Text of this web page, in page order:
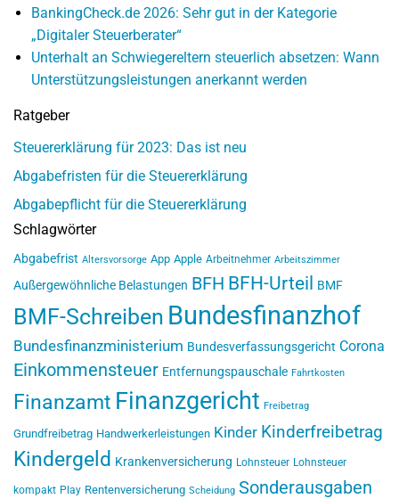
BankingCheck.de 2026: Sehr gut in der Kategorie
„Digitaler Steuerberater“
Unterhalt an Schwiegereltern steuerlich absetzen: Wann
Unterstützungsleistungen anerkannt werden
Ratgeber
Steuererklärung für 2023: Das ist neu
Abgabefristen für die Steuererklärung
Abgabepflicht für die Steuererklärung
Schlagwörter
Abgabefrist Altersvorsorge App Apple Arbeitnehmer Arbeitszimmer
Außergewöhnliche Belastungen BFH BFH-Urteil BMF
BMF-Schreiben Bundesfinanzhof
Bundesfinanzministerium Bundesverfassungsgericht Corona
Einkommensteuer Entfernungspauschale Fahrtkosten
Finanzamt Finanzgericht Freibetrag
Grundfreibetrag Handwerkerleistungen Kinder Kinderfreibetrag
Kindergeld Krankenversicherung Lohnsteuer Lohnsteuer
kompakt Play Rentenversicherung Scheidung Sonderausgaben